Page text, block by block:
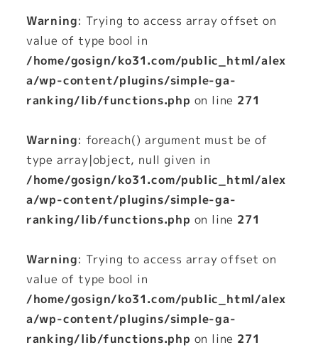
Warning: Trying to access array offset on
value of type bool in
/home/gosign/ko31.com/public_html/alex
a/wp-content/plugins/simple-ga-
ranking/lib/functions.php on line 271
Warning: foreach() argument must be of
type array|object, null given in
/home/gosign/ko31.com/public_html/alex
a/wp-content/plugins/simple-ga-
ranking/lib/functions.php on line 271
Warning: Trying to access array offset on
value of type bool in
/home/gosign/ko31.com/public_html/alex
a/wp-content/plugins/simple-ga-
ranking/lib/functions.php on line 271